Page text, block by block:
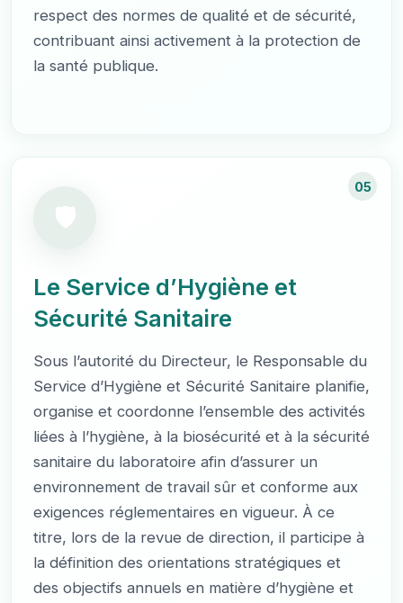
respect des normes de qualité et de sécurité,
contribuant ainsi activement à la protection de
la santé publique.
05
Le Service d’Hygiène et
Sécurité Sanitaire
Sous l’autorité du Directeur, le Responsable du
Service d’Hygiène et Sécurité Sanitaire planifie,
organise et coordonne l’ensemble des activités
liées à l’hygiène, à la biosécurité et à la sécurité
sanitaire du laboratoire afin d’assurer un
environnement de travail sûr et conforme aux
exigences réglementaires en vigueur. À ce
titre, lors de la revue de direction, il participe à
la définition des orientations stratégiques et
des objectifs annuels en matière d’hygiène et